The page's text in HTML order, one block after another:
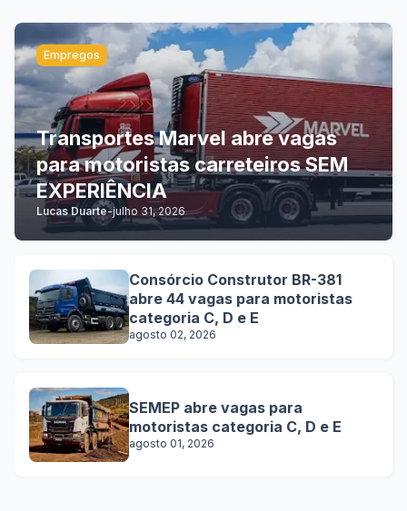
Empregos
Transportes Marvel abre vagas
para motoristas carreteiros SEM
EXPERIÊNCIA
Lucas Duarte-julho 31, 2026
Consórcio Construtor BR-381
abre 44 vagas para motoristas
categoria C, D e E
agosto 02, 2026
SEMEP abre vagas para
motoristas categoria C, D e E
agosto 01, 2026